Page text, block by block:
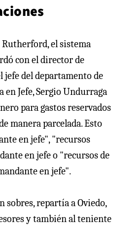
Rutherford, el sistema
con el director de
jefe del departamento de
en Jefe, Sergio Undurraga
para gastos reservados
manera parcelada. Esto
en jefe", "recursos
en jefe o "recursos de
en jefe".
sobres, repartía a Oviedo,
y también al teniente